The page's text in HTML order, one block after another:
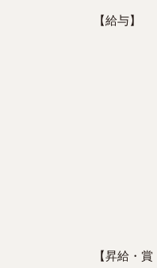
【給与】
【昇給・賞